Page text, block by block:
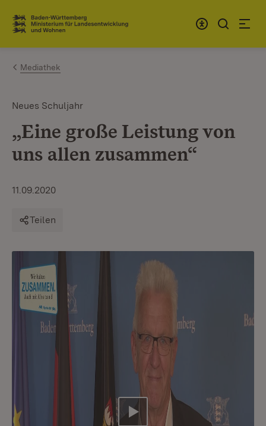
Zum Inhalt springen
Link zur Startseite
Mediathek
Neues Schuljahr
„Eine große Leistung von
uns allen zusammen“
11.09.2020
Teilen
Video abspielen